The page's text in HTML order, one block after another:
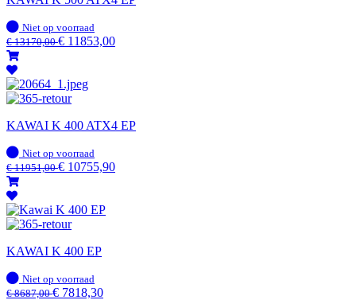
Op
voorraad
Niet op voorraad
€13170,00€ 11853,00
KAWAI K 400 ATX4 EP
Op
voorraad
Niet op voorraad
€11951,00€ 10755,90
KAWAI K 400 EP
Op
voorraad
Niet op voorraad
€8687,00€ 7818,30